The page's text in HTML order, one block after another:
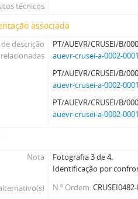
técnicos
associada
descrição
relacionadas
PT/AUEVR/CRUSEI/B/
auevr-crusei-a-0002-
PT/AUEVR/CRUSEI/B/
auevr-crusei-a-0002-
PT/AUEVR/CRUSEI/B/
auevr-crusei-a-0002-
Nota
Fotografia 3 de 4.
Identificação por
N.º Ordem CRUSEI0482-I